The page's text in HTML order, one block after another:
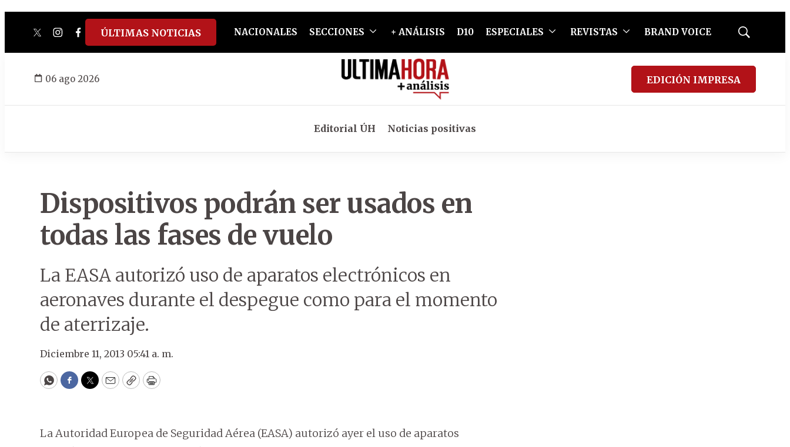
twitterinstagram
facebook
tiktokyoutube
spotify
ÚLTIMAS NOTICIAS NACIONALES SECCIONES + ANÁLISIS D10 ESPECIALES REVISTAS BRAND VOICE
Mostrar
06 ago 2026 EDICIÓN IMPRESA
Editorial ÚH Noticias positivas
Dispositivos podrán ser usados en
todas las fases de vuelo
La EASA autorizó uso de aparatos electrónicos en
aeronaves durante el despegue como para el momento
de aterrizaje.
Diciembre 11, 2013 05:41 a. m.
WhatsApp
Facebook
Twitter
EmailCopyPrint
La Autoridad Europea de Seguridad Aérea (EASA) autorizó ayer el uso de aparatos